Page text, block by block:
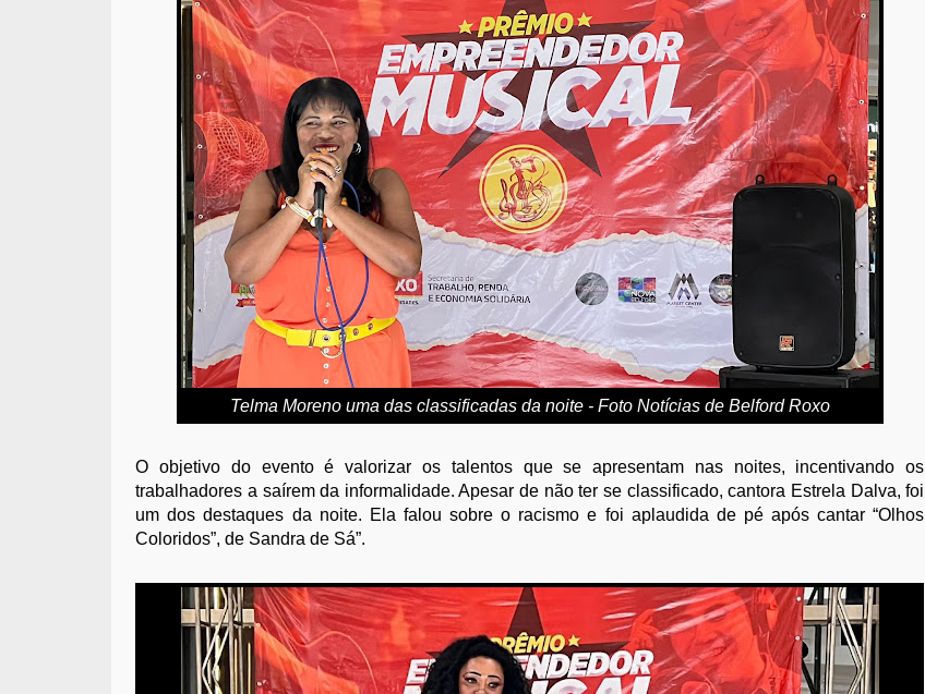
Telma Moreno uma das classificadas da noite - Foto Notícias de Belford Roxo
O objetivo do evento é valorizar os talentos que se apresentam nas noites, incentivando os
trabalhadores a saírem da informalidade. Apesar de não ter se classificado, cantora Estrela Dalva, foi
um dos destaques da noite. Ela falou sobre o racismo e foi aplaudida de pé após cantar “Olhos
Coloridos”, de Sandra de Sá”.